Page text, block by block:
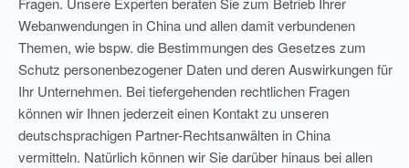
Webanwendungen in China und allen damit verbundenen
Themen, wie bspw. die Bestimmungen des Gesetzes zum
Schutz personenbezogener Daten und deren Auswirkungen für
Ihr Unternehmen. Bei tiefergehenden rechtlichen Fragen
können wir Ihnen jederzeit einen Kontakt zu unseren
deutschsprachigen Partner-Rechtsanwälten in China
vermitteln. Natürlich können wir Sie darüber hinaus bei allen